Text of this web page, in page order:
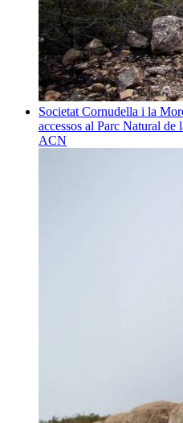
Societat Cornudella i la
accessos al Parc Natural
ACN